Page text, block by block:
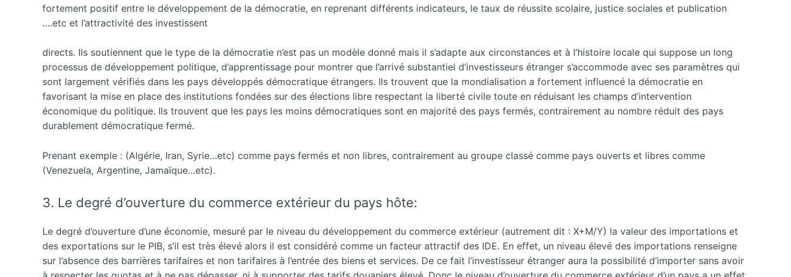
fortement positif entre le développement de la démocratie, en reprenant différents indicateurs, le taux de réussite scolaire, justice sociales et publication
….etc et l’attractivité des investissent
directs. Ils soutiennent que le type de la démocratie n’est pas un modèle donné mais il s’adapte aux circonstances et à l’histoire locale qui suppose un long
processus de développement politique, d’apprentissage pour montrer que l’arrivé substantiel d’investisseurs étranger s’accommode avec ses paramètres qui
sont largement vérifiés dans les pays développés démocratique étrangers. Ils trouvent que la mondialisation a fortement influencé la démocratie en
favorisant la mise en place des institutions fondées sur des élections libre respectant la liberté civile toute en réduisant les champs d’intervention
économique du politique. Ils trouvent que les pays les moins démocratiques sont en majorité des pays fermés, contrairement au nombre réduit des pays
durablement démocratique fermé.
Prenant exemple : (Algérie, Iran, Syrie…etc) comme pays fermés et non libres, contrairement au groupe classé comme pays ouverts et libres comme
(Venezuela, Argentine, Jamaïque…etc).
3. Le degré d’ouverture du commerce extérieur du pays hôte:
Le degré d’ouverture d’une économie, mesuré par le niveau du développement du commerce extérieur (autrement dit : X+M/Y) la valeur des importations et
des exportations sur le PIB, s’il est très élevé alors il est considéré comme un facteur attractif des IDE. En effet, un niveau élevé des importations renseigne
sur l’absence des barrières tarifaires et non tarifaires à l’entrée des biens et services. De ce fait l’investisseur étranger aura la possibilité d’importer sans avoir